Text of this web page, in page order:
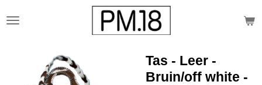
direct
hoofdinhoud
Tas - Leer -
Bruin/off white -